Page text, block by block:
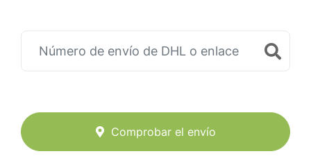
Comprobar el envío